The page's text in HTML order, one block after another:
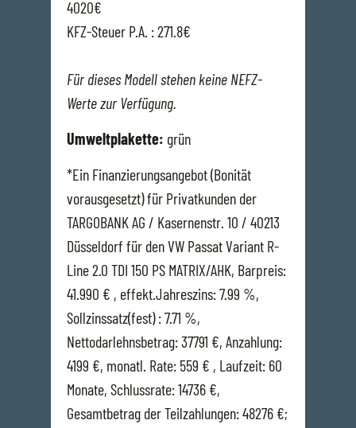
4020€
KFZ-Steuer P.A. : 271.8€
Für dieses Modell stehen keine NEFZ-
Werte zur Verfügung.
Umweltplakette: grün
*Ein Finanzierungsangebot (Bonität
vorausgesetzt) für Privatkunden der
TARGOBANK AG / Kasernenstr. 10 / 40213
Düsseldorf für den VW Passat Variant R-
Line 2.0 TDI 150 PS MATRIX/AHK, Barpreis:
41.990 € , effekt.Jahreszins: 7.99 %,
Sollzinssatz(fest) : 7.71 %,
Nettodarlehnsbetrag: 37791 €, Anzahlung:
4199 €, monatl. Rate: 559 € , Laufzeit: 60
Monate, Schlussrate: 14736 €,
Gesamtbetrag der Teilzahlungen: 48276 €;